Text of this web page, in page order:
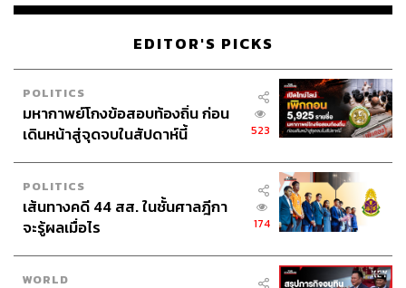
EDITOR'S PICKS
POLITICS
มหากาพย์โกงข้อสอบท้องถิ่น ก่อน
เดินหน้าสู่จุดจบในสัปดาห์นี้
523
POLITICS
เส้นทางคดี 44 สส. ในชั้นศาลฎีกา
จะรู้ผลเมื่อไร
174
WORLD